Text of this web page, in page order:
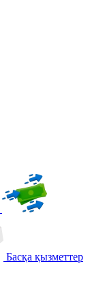
Басқа қызметтер